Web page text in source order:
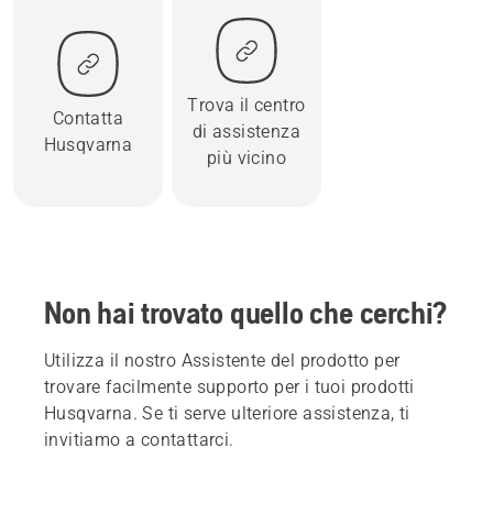
Contatta
Husqvarna
Trova il centro
di assistenza
più vicino
Non hai trovato quello che cerchi?
Utilizza il nostro Assistente del prodotto per
trovare facilmente supporto per i tuoi prodotti
Husqvarna. Se ti serve ulteriore assistenza, ti
invitiamo a contattarci.